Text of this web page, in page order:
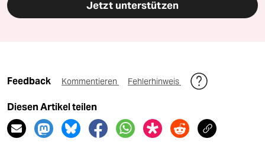
Jetzt unterstützen
Feedback Kommentieren Fehlerhinweis
Diesen Artikel teilen